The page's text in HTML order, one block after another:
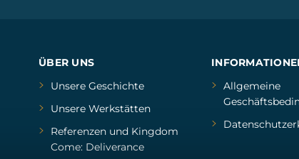
ÜBER UNS
Unsere Geschichte
Unsere Werkstätten
Referenzenund Kingdom
Come: Deliverance
Allgemeine